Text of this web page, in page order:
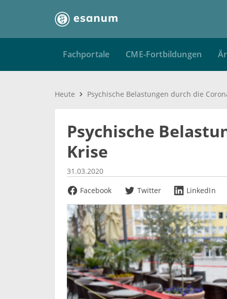
Fachportale CME-Fortbildungen
Heute Psychische Belastungen durch die
Psychische
Krise
31.03.2020
Facebook
Twitter LinkedIn